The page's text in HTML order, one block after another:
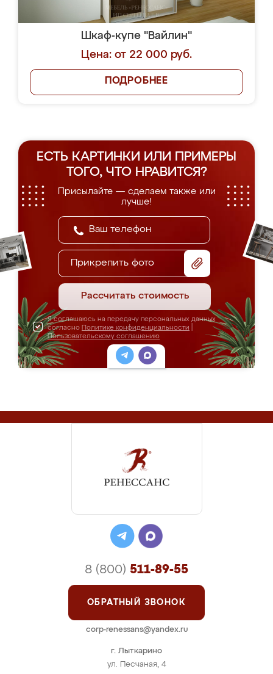
Шкаф-купе "Вайлин"
Цена: от 22 000 руб.
ПОДРОБНЕЕ
ЕСТЬ КАРТИНКИ ИЛИ ПРИМЕРЫ
ТОГО, ЧТО НРАВИТСЯ?
Присылайте — сделаем также или
лучше!
Прикрепить фото
Рассчитать стоимость
Я соглашаюсь на передачу персональных данных
согласно Политике конфиденциальности
Пользовательскому соглашению
г. Лыткарино
ул. Песчаная, 4
8 (800) 511-89-55
ОБРАТНЫЙ ЗВОНОК
corp-renessans@yandex.ru